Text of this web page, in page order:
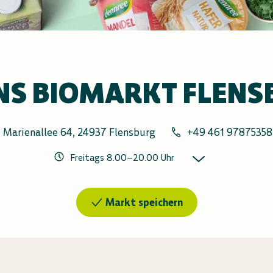
BIOMARKT
Marienallee 64, 24937 Flensburg +49 461 97875358
Freitags 8.00–20.00 Uhr
Markt speichern